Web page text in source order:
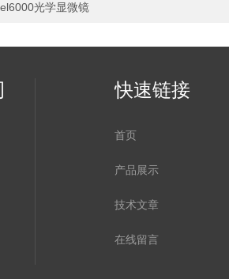
el6000光学显微镜
快速链接
首页
产品展示
技术文章
在线留言